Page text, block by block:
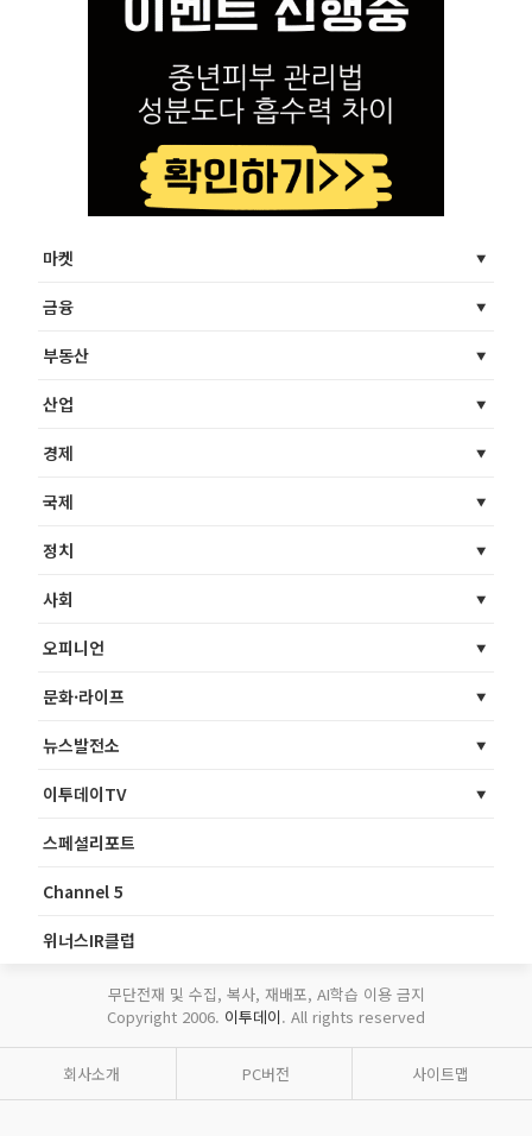
마켓
금융
부동산
산업
경제
국제
정치
사회
오피니언
문화·라이프
뉴스발전소
이투데이TV
스페셜리포트
Channel 5
위너스IR클럽
무단전재 및 수집, 복사, 재배포, AI학습 이용 금지
Copyright 2006. 이투데이. All rights reserved
회사소개 PC버전 사이트맵